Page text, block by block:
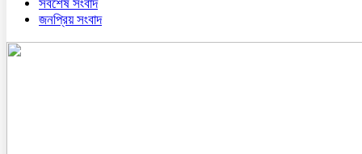
সর্বশেষ সংবাদ
জনপ্রিয় সংবাদ